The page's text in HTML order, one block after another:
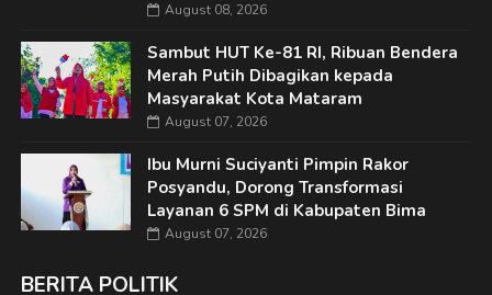
August 08, 2026
Sambut HUT Ke-81 RI, Ribuan Bendera
Merah Putih Dibagikan kepada
Masyarakat Kota Mataram
August 07, 2026
Ibu Murni Suciyanti Pimpin Rakor
Posyandu, Dorong Transformasi
Layanan 6 SPM di Kabupaten Bima
August 07, 2026
BERITA POLITIK